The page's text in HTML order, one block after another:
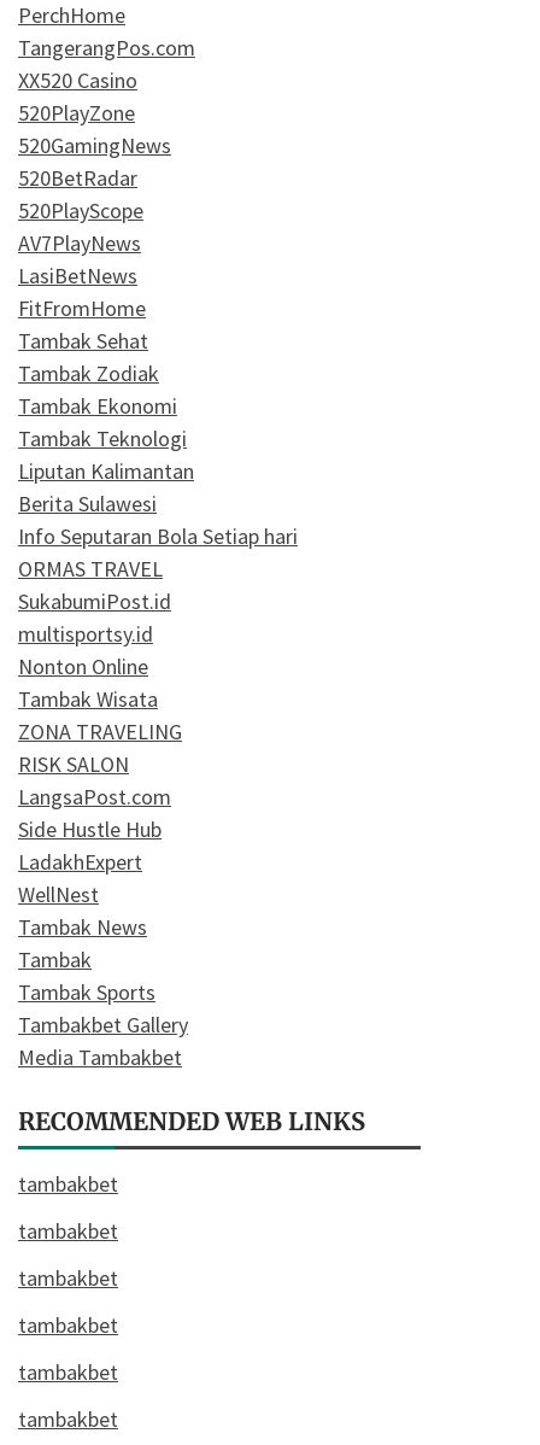
PerchHome
TangerangPos.com
XX520 Casino
520PlayZone
520GamingNews
520BetRadar
520PlayScope
AV7PlayNews
LasiBetNews
FitFromHome
Tambak Sehat
Tambak Zodiak
Tambak Ekonomi
Tambak Teknologi
Liputan Kalimantan
Berita Sulawesi
Info Seputaran Bola Setiap hari
ORMAS TRAVEL
SukabumiPost.id
multisportsy.id
Nonton Online
Tambak Wisata
ZONA TRAVELING
RISK SALON
LangsaPost.com
Side Hustle Hub
LadakhExpert
WellNest
Tambak News
Tambak
Tambak Sports
Tambakbet Gallery
Media Tambakbet
RECOMMENDED WEB LINKS
tambakbet
tambakbet
tambakbet
tambakbet
tambakbet
tambakbet